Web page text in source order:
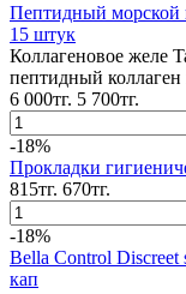
Пептидный морской
15 штук
Коллагеновое желе
пептидный коллаген
6 000тг. 5 700тг.
-18%
Прокладки
815тг. 670тг.
-18%
Bella Control Discreet
кап